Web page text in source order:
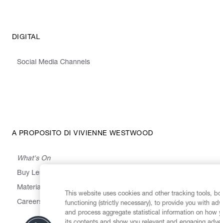
DIGITAL
Social Media Channels
A PROPOSITO DI VIVIENNE WESTWOOD
What's On
Buy Less, Choose Well, Make It Last
Materials
Careers
This website uses cookies and other tracking tools,
functioning (strictly necessary), to provide you with
and process aggregate statistical information on